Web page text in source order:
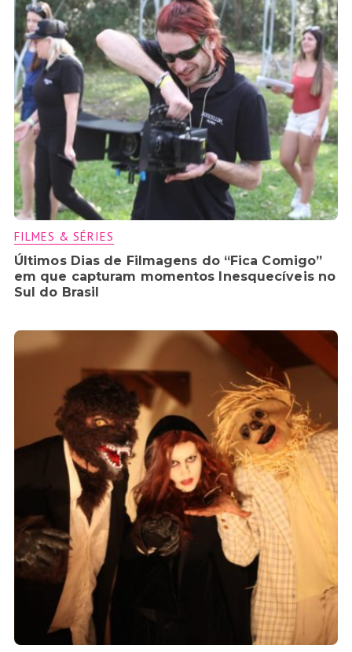
FILMES & SÉRIES
Últimos Dias de Filmagens do “Fica Comigo”
em que capturam momentos Inesquecíveis no
Sul do Brasil